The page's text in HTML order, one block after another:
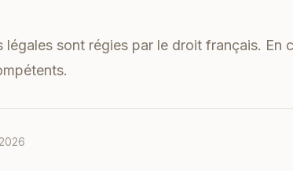
légales sont régies par le droit français. En